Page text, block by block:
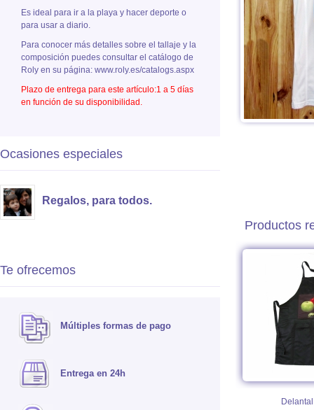
Es ideal para ir a la playa y hacer deporte o
para usar a diario.
Para conocer más detalles sobre el tallaje y la
composición puedes consultar el catálogo de
Roly en su página: www.roly.es/catalogs.aspx
Plazo de entrega para este artículo:1 a 5 días
en función de su disponibilidad.
Ocasiones especiales
Regalos, para todos.
Te ofrecemos
Múltiples formas de pago
Entrega en 24h
Productos